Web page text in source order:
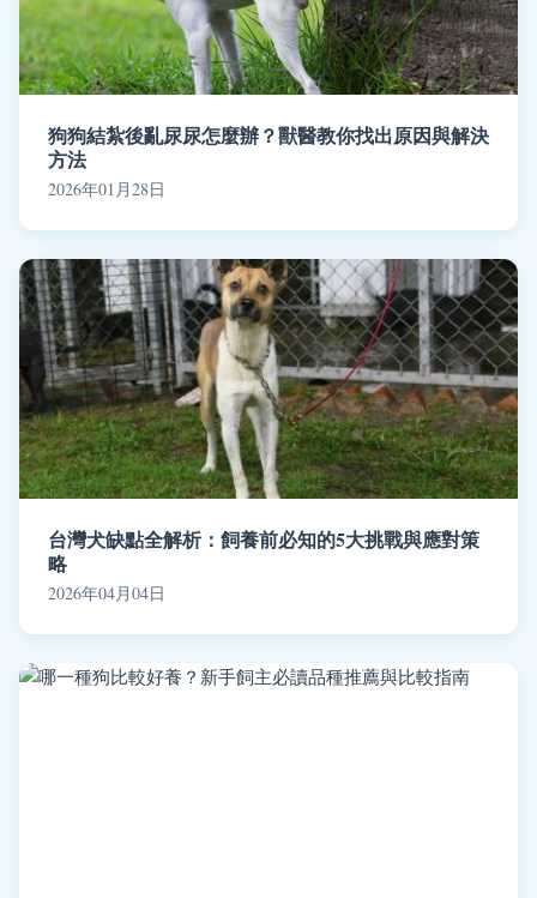
狗狗結紮後亂尿尿怎麼辦？獸醫教你找出原因與解決
方法
2026年01月28日
台灣犬缺點全解析：飼養前必知的5大挑戰與應對策
略
2026年04月04日